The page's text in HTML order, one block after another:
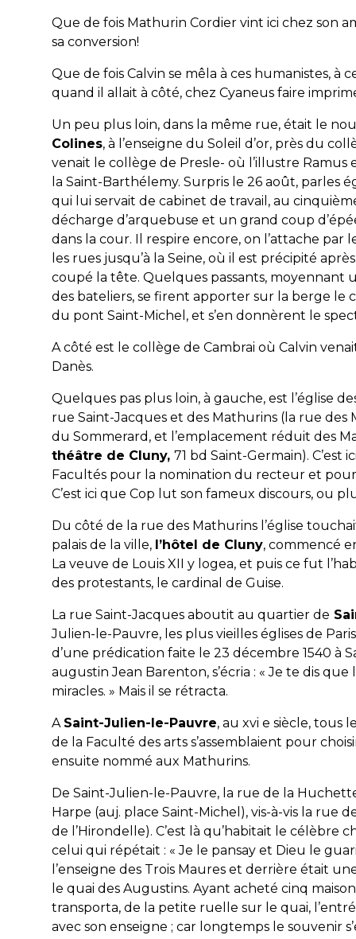
Que de fois Mathurin Cordier vint ici chez son
sa conversion!
Que de fois Calvin se mêla à ces humanistes, à
quand il allait à côté, chez Cyaneus faire
Un peu plus loin, dans la même rue, était le
Colines, à l’enseigne du Soleil d’or, près du
venait le collège de Presle- où l’illustre Ramus
la Saint-Barthélemy. Surpris le 26 août, parles
qui lui servait de cabinet de travail, au
décharge d’arquebuse et un grand coup
dans la cour. Il respire encore, on l’attache par
les rues jusqu’à la Seine, où il est précipité
coupé la tête. Quelques passants, moyennant
des bateliers, se firent apporter sur la berge le
du pont Saint-Michel, et s’en donnèrent le
A côté est le collège de Cambrai où Calvin
Danès.
Quelques pas plus loin, à gauche, est l’église
rue Saint-Jacques et des Mathurins (la rue
du Sommerard, et l’emplacement réduit des
théâtre de Cluny, 71 bd Saint-Germain). C’est
Facultés pour la nomination du recteur et pour
C’est ici que Cop lut son fameux discours, ou
Du côté de la rue des Mathurins l’église
palais de la ville, l’hôtel de Cluny, commencé
La veuve de Louis XII y logea, et puis ce fut
des protestants, le cardinal de Guise.
La rue Saint-Jacques aboutit au quartier de
Julien-le-Pauvre, les plus vieilles églises de
d’une prédication faite le 23 décembre 1540 à
augustin Jean Barenton, s’écria : « Je te dis
miracles. » Mais il se rétracta.
A Saint-Julien-le-Pauvre, au xvi e siècle, tous
de la Faculté des arts s’assemblaient pour
ensuite nommé aux Mathurins.
De Saint-Julien-le-Pauvre, la rue de la
Harpe (auj. place Saint-Michel), vis-à-vis la rue
de l’Hirondelle). C’est là qu’habitait le célèbre
celui qui répétait : « Je le pansay et Dieu le
l’enseigne des Trois Maures et derrière était
le quai des Augustins. Ayant acheté cinq
transporta, de la petite ruelle sur le quai,
avec son enseigne ; car longtemps le souvenir